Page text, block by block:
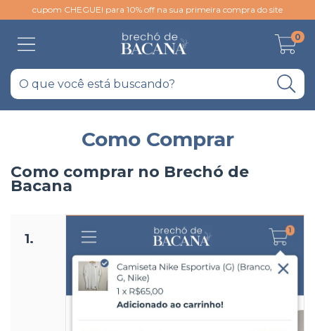
cupom CHEGUEI para 10% off na sua primeira compra do site
0
Como Comprar
Como comprar no Brechó de
Bacana
1.